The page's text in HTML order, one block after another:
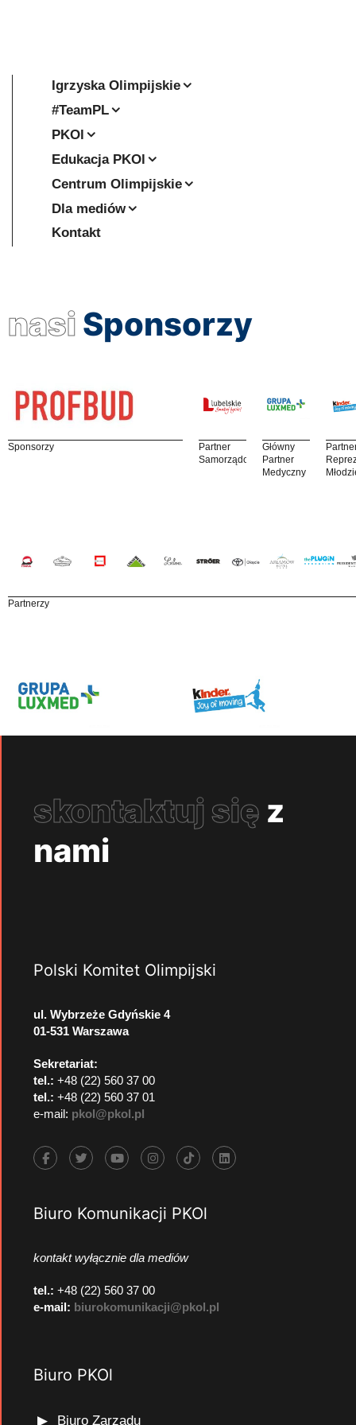
Igrzyska Olimpijskie
#TeamPL
PKOl
Edukacja PKOl
Centrum Olimpijskie
Dla mediów
Kontakt
nasi Sponsorzy
Sponsorzy
Partner
Samorządowy
Główny
Partner
Medyczny
Partnerzy
skontaktuj się z
nami
Polski Komitet Olimpijski
ul. Wybrzeże Gdyńskie 4
01-531 Warszawa
Sekretariat:
tel.: +48 (22) 560 37 00
tel.: +48 (22) 560 37 01
e-mail: pkol@pkol.pl
Biuro Komunikacji PKOl
kontakt wyłącznie dla mediów
tel.: +48 (22) 560 37 00
e-mail: biurokomunikacji@pkol.pl
Biuro PKOl
Biuro Zarządu